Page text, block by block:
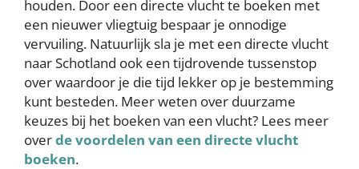
houden. Door een directe vlucht te boeken met
een nieuwer vliegtuig bespaar je onnodige
vervuiling. Natuurlijk sla je met een directe vlucht
naar Schotland ook een tijdrovende tussenstop
over waardoor je die tijd lekker op je bestemming
kunt besteden. Meer weten over duurzame
keuzes bij het boeken van een vlucht? Lees meer
overde voordelen van een directe vlucht
boeken.